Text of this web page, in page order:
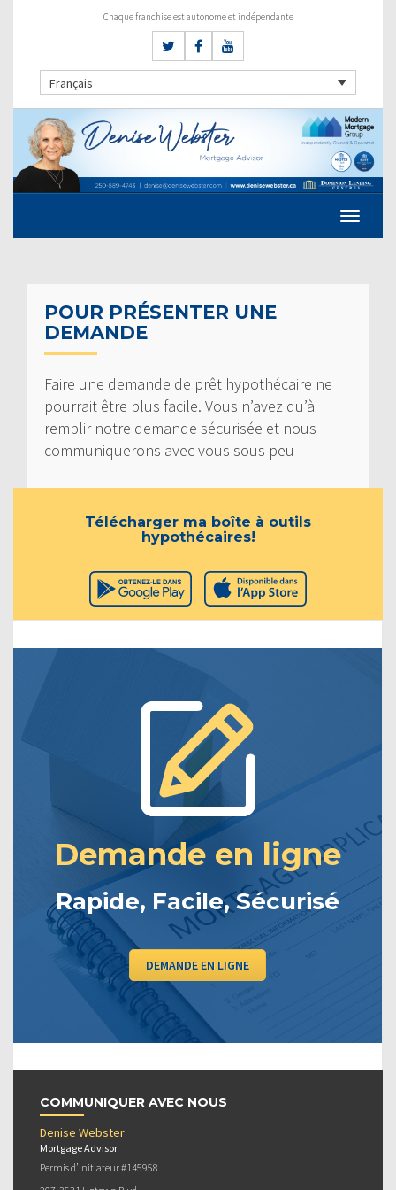
Chaque franchise est autonome et indépendante
Français
POUR PRÉSENTER UNE
DEMANDE
Faire une demande de prêt hypothécaire ne
pourrait être plus facile. Vous n’avez qu’à
remplir notre demande sécurisée et nous
communiquerons avec vous sous peu
Télécharger ma boîte à outils
hypothécaires!
Demande en ligne
Rapide, Facile, Sécurisé
DEMANDE EN LIGNE
COMMUNIQUER AVEC NOUS
Denise Webster
Mortgage Advisor
Permis d’initiateur #145958